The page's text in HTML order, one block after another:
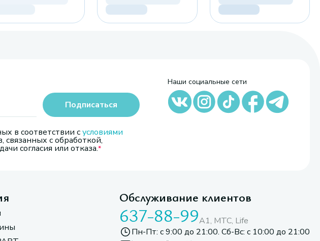
в соответствии сусловиями
связанных с обработкой,
согласия или отказа.
Подписаться
Наши социальные сети
Обслуживание клиентов
637-88-99A1, МТС, Life
Пн-Пт: с 9:00 до 21:00. Сб-Вс: с 10:00 до 21:00